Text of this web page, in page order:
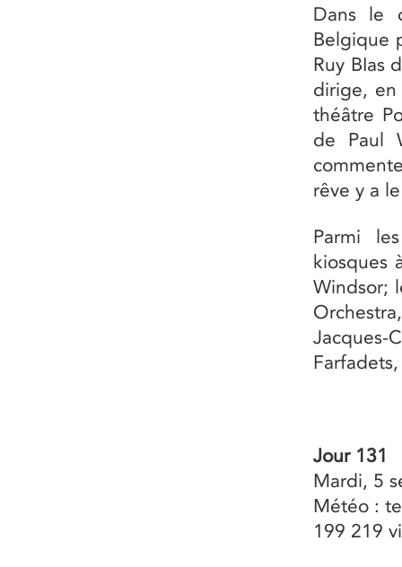
Dans le
Belgique
Ruy BIas
dirige, en
théâtre
de Paul
rêve y a
Parmi
kiosques
Windsor;
Jour 131
Mardi, 5
Météo :
199 219